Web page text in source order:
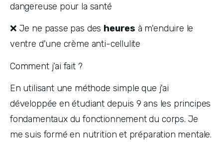
dangereuse pour la santé
❌ Je ne passe pas des heures à m'enduire le
ventre d'une crème anti-cellulite
Comment j’ai fait ?
En utilisant une méthode simple que j'ai
développée en étudiant depuis 9 ans les principes
fondamentaux du fonctionnement du corps. Je
me suis formé en nutrition et préparation mentale.